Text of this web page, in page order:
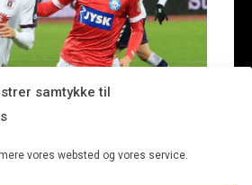
samtykke til
vores websted og vores service.